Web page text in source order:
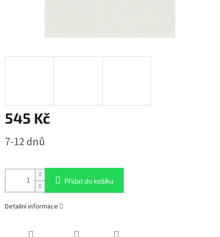
545 Kč
cena:
7-12 dnů
Přidat do košíku
Detailní informace